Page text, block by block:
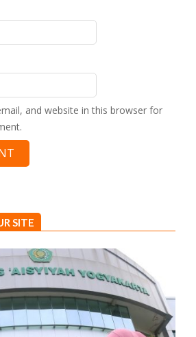
and website in this browser for
SITE